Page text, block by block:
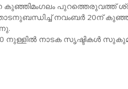
പുറത്തെരുവത്ത് ശ്രീ
നവംബർ 20ന്
നുള്ളിൽ നാടക സൃഷ്ടികൾ